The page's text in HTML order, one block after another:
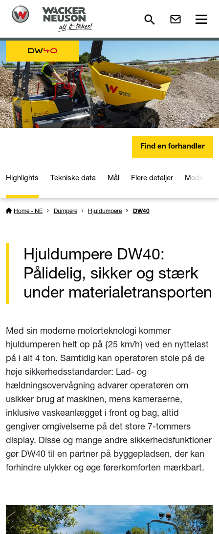
DW40
Find en forhandler
Highlights Tekniske data Mål Flere detaljer Medier
Home - NE Dumpere Hjuldumpere DW40
Hjuldumpere DW40:
Pålidelig, sikker og stærk
under materialetransporten
Med sin moderne motorteknologi kommer
hjuldumperen helt op på {25 km/h} ved en nyttelast
på i alt 4 ton. Samtidig kan operatøren stole på de
høje sikkerhedsstandarder: Lad- og
hældningsovervågning advarer operatøren om
usikker brug af maskinen, mens kameraerne,
inklusive vaskeanlægget i front og bag, altid
gengiver omgivelserne på det store 7-tommers
display. Disse og mange andre sikkerhedsfunktioner
gør DW40 til en partner på byggepladsen, der kan
forhindre ulykker og øge førerkomforten mærkbart.